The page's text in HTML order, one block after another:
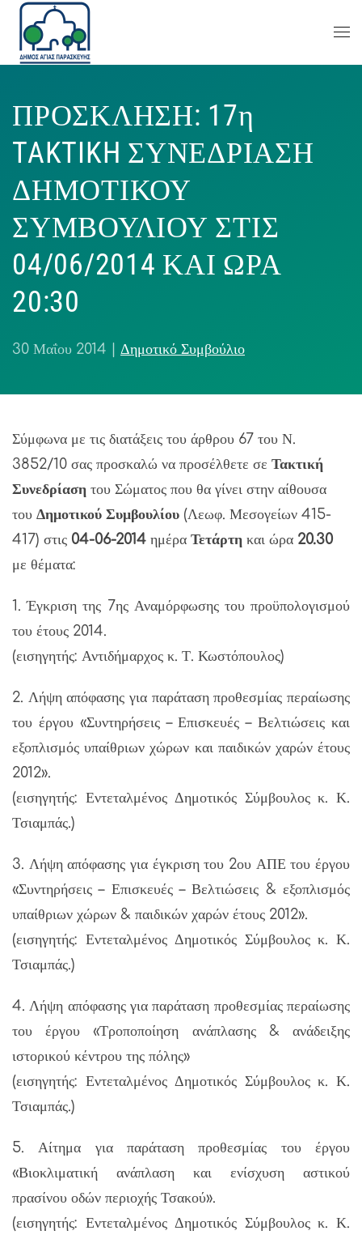
ΠΡΟΣΚΛΗΣΗ: 17η
TAKTIKH ΣΥΝΕΔΡΙΑΣΗ
ΔΗΜΟΤΙΚΟΥ
ΣΥΜΒΟΥΛΙΟΥ ΣΤΙΣ
04/06/2014 ΚΑΙ ΩΡΑ
20:30
30 Μαΐου 2014 Δημοτικό Συμβούλιο
Σύμφωνα με τις διατάξεις του άρθρου 67 του Ν.
3852/10 σας προσκαλώ να προσέλθετε σε Τακτική
Συνεδρίαση του Σώματος που θα γίνει στην αίθουσα
του Δημοτικού Συμβουλίου (Λεωφ. Μεσογείων 415-
417) στις 04-06-2014 ημέρα Τετάρτη και ώρα 20.30
με θέματα:
1. Έγκριση της 7ης Αναμόρφωσης του προϋπολογισμού
του έτους 2014.
(εισηγητής: Αντιδήμαρχος κ. Τ. Κωστόπουλος)
2. Λήψη απόφασης για παράταση προθεσμίας περαίωσης
του έργου «Συντηρήσεις – Επισκευές – Βελτιώσεις και
εξοπλισμός υπαίθριων χώρων και παιδικών χαρών έτους
2012».
(εισηγητής: Εντεταλμένος Δημοτικός Σύμβουλος κ. Κ.
Τσιαμπάς.)
3. Λήψη απόφασης για έγκριση του 2ου ΑΠΕ του έργου
«Συντηρήσεις – Επισκευές – Βελτιώσεις & εξοπλισμός
υπαίθριων χώρων & παιδικών χαρών έτους 2012».
(εισηγητής: Εντεταλμένος Δημοτικός Σύμβουλος κ. Κ.
Τσιαμπάς.)
4. Λήψη απόφασης για παράταση προθεσμίας περαίωσης
του έργου «Τροποποίηση ανάπλασης & ανάδειξης
ιστορικού κέντρου της πόλης»
(εισηγητής: Εντεταλμένος Δημοτικός Σύμβουλος κ. Κ.
Τσιαμπάς.)
5. Αίτημα για παράταση προθεσμίας του έργου
«Βιοκλιματική ανάπλαση και ενίσχυση αστικού
πρασίνου οδών περιοχής Τσακού».
(εισηγητής: Εντεταλμένος Δημοτικός Σύμβουλος κ. Κ.